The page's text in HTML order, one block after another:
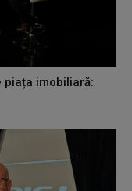
piața imobiliară: